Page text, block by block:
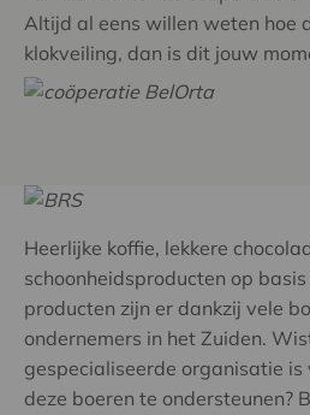
Altijd al eens willen weten hoe
klokveiling, dan is dit jouw
Heerlijke koffie, lekkere
schoonheidsproducten op
producten zijn er dankzij vele
ondernemers in het Zuiden.
gespecialiseerde organisatie is
deze boeren te ondersteunen?